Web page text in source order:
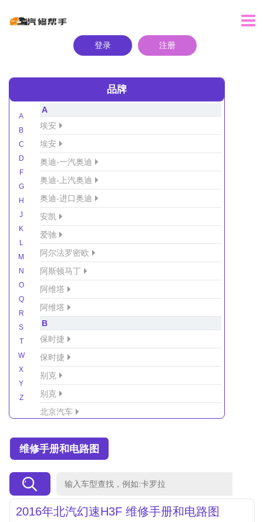
登录 注册
品牌
A
B
C
D
F
G
H
J
K
L
M
N
O
Q
R
S
T
W
X
Y
Z
A
埃安
埃安
奥迪-一汽奥迪
奥迪-上汽奥迪
奥迪-进口奥迪
安凯
爱驰
阿尔法罗密欧
阿斯顿马丁
阿维塔
阿维塔
B
保时捷
保时捷
别克
别克
北京汽车
北京越野车
北汽制造
维修手册和电路图
2016年北汽幻速H3F 维修手册和电路图